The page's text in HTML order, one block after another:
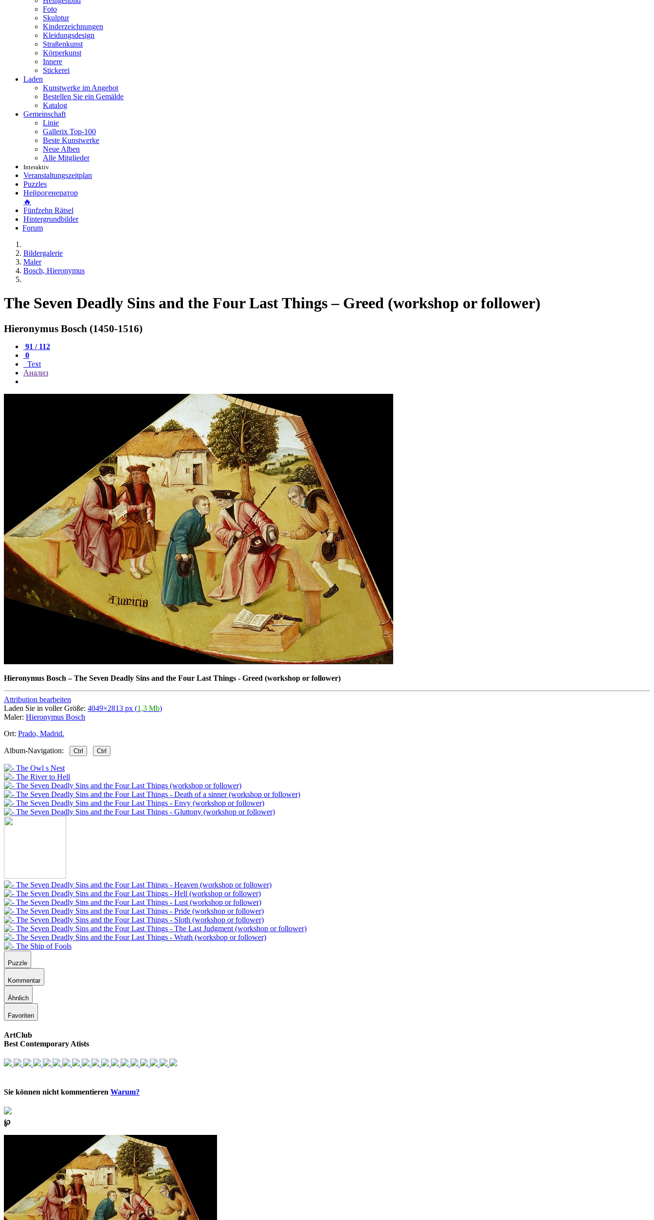
Foto
Skulptur
Kinderzeichnungen
Kleidungsdesign
Straßenkunst
Körperkunst
Innere
Stickerei
Laden
Kunstwerke im Angebot
Bestellen Sie ein Gemälde
Katalog
Gemeinschaft
Linie
Gallerix Top-100
Beste Kunstwerke
Neue Alben
Alle Mitglieder
Interaktiv
Veranstaltungszeitplan
Puzzles
Нейрогенератор
🔥
Fünfzehn Rätsel
Hintergrundbilder
Forum
Bildergalerie
Maler
Bosch, Hieronymus
The Seven Deadly Sins and the Four Last Things – Greed (workshop or follower)
Hieronymus Bosch (1450-1516)
91 / 112
0
Text
Анализ
Hieronymus Bosch –The Seven Deadly Sins and the Four Last Things - Greed (workshop or follower)
Attribution bearbeiten
Laden Sie in voller Größe: 4049×2813 px (1,3 Mb)
Maler: Hieronymus Bosch
Ort: Prado, Madrid.
Album-Navigation: Ctrl Ctrl
Puzzle
Kommentar
Ähnlich
Favoriten
ArtClub
Best Contemporary Atists
Sie können nicht kommentieren Warum?
℘